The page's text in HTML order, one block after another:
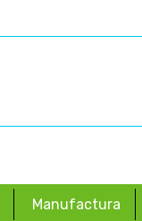
Manufactura